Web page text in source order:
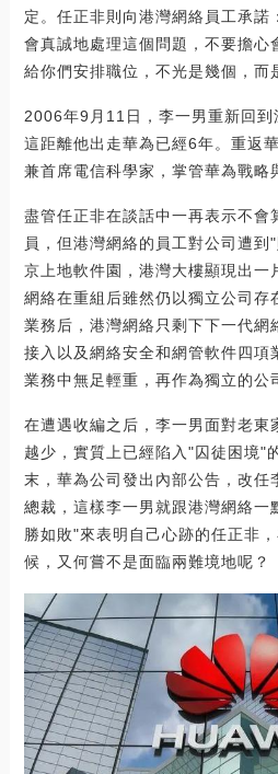
定。任正非則向港灣網絡員工承諾
會真誠地處理這個問題，不要擔心
給你們安排職位，不光是幾個，而
2006年9月11日，李一男重新回到
這距離他出走華為已經6年。重返
兼首席電信科學家，掌管華為戰略
盡管任正非在談話中一再表示不會
員，但港灣網絡的員工對公司遭
京上地軟件園，港灣大樓顯現出一
網絡在重組后雖然仍以獨立公司存
業務后，港灣網絡只剩下下一代
接入以及網絡安全和網管軟件四項
業務中無足輕重，再作為獨立的公
在遭遇收編之后，李一男面對老東
越少，實質上已經陷入"囚徒困境"
末，華為公司發出內部公告，改任
總裁，這樣李一男就跟港灣網絡一
勝如敗"來表明自己心跡的任正非
候，又何嘗不是面臨兩難境地呢？